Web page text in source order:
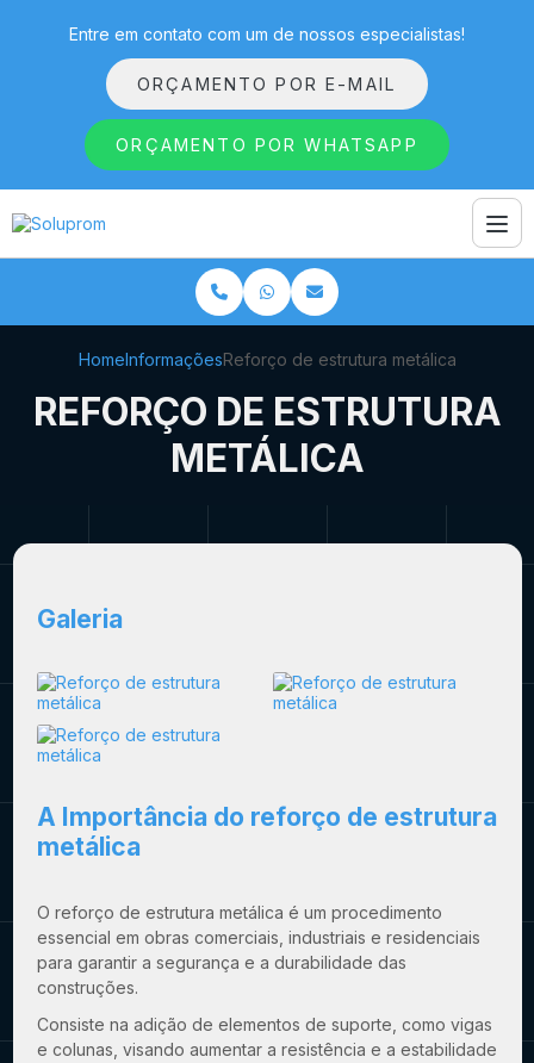
Entre em contato com um de nossos especialistas!
ORÇAMENTO POR E-MAIL
ORÇAMENTO POR WHATSAPP
HomeInformaçõesReforço de estrutura metálica
REFORÇO DE ESTRUTURA
METÁLICA
Galeria
A Importância do reforço de estrutura
metálica
O reforço de estrutura metálica é um procedimento
essencial em obras comerciais, industriais e residenciais
para garantir a segurança e a durabilidade das
construções.
Consiste na adição de elementos de suporte, como vigas
e colunas, visando aumentar a resistência e a estabilidade